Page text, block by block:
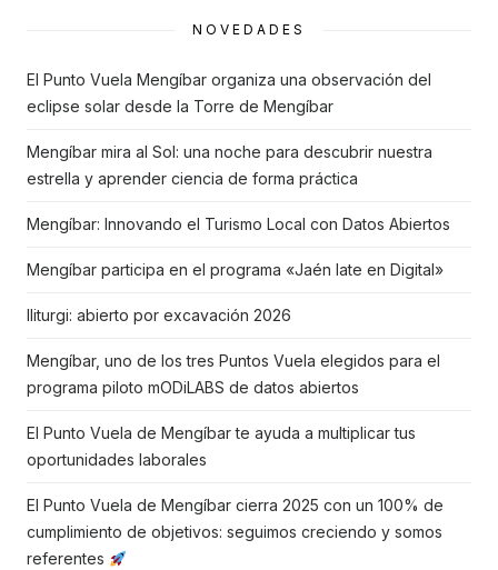
NOVEDADES
El Punto Vuela Mengíbar organiza una observación del
eclipse solar desde la Torre de Mengíbar
Mengíbar mira al Sol: una noche para descubrir nuestra
estrella y aprender ciencia de forma práctica
Mengíbar: Innovando el Turismo Local con Datos Abiertos
Mengíbar participa en el programa «Jaén late en Digital»
Iliturgi: abierto por excavación 2026
Mengíbar, uno de los tres Puntos Vuela elegidos para el
programa piloto mODiLABS de datos abiertos
El Punto Vuela de Mengíbar te ayuda a multiplicar tus
oportunidades laborales
El Punto Vuela de Mengíbar cierra 2025 con un 100% de
cumplimiento de objetivos: seguimos creciendo y somos
referentes